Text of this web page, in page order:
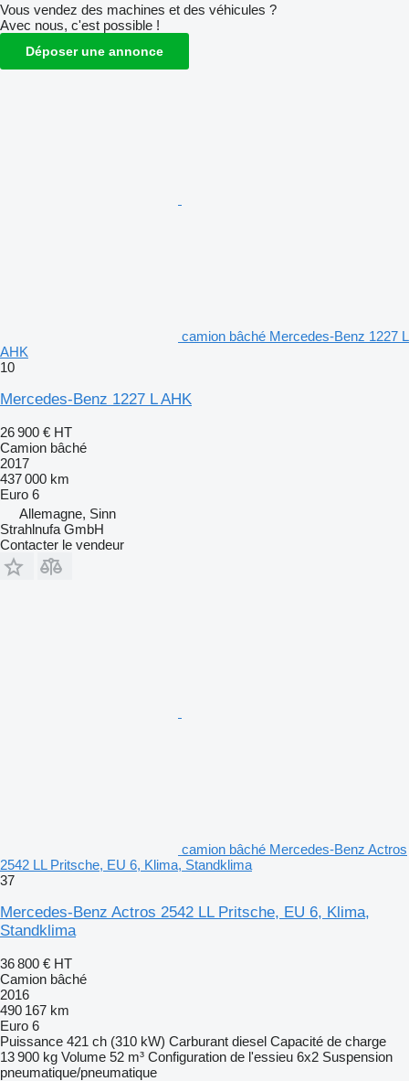
Vous vendez des machines et des véhicules ?
Avec nous, c'est possible !
Déposer une annonce
camion bâché Mercedes-Benz 1227 L
AHK
10
Mercedes-Benz 1227 L AHK
26 900 € HT
Camion bâché
2017
437 000 km
Euro 6
Allemagne, Sinn
Strahlnufa GmbH
Contacter le vendeur
camion bâché Mercedes-Benz Actros
2542 LL Pritsche, EU 6, Klima, Standklima
37
Mercedes-Benz Actros 2542 LL Pritsche, EU 6, Klima,
Standklima
36 800 € HT
Camion bâché
2016
490 167 km
Euro 6
Puissance 421 ch (310 kW) Carburant diesel Capacité de charge
13 900 kg Volume 52 m³ Configuration de l'essieu 6x2 Suspension
pneumatique/pneumatique